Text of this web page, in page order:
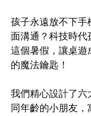
孩子永遠放不下手
面溝通？科技時代
這個暑假，讓桌遊
的魔法鑰匙！
我們精心設計了六
同年齡的小朋友